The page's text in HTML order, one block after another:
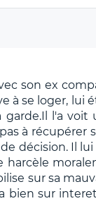
son ex
à se loger,
garde.Il l'a
à récupérer
décision. Il
harcèle
sur sa
bien sur